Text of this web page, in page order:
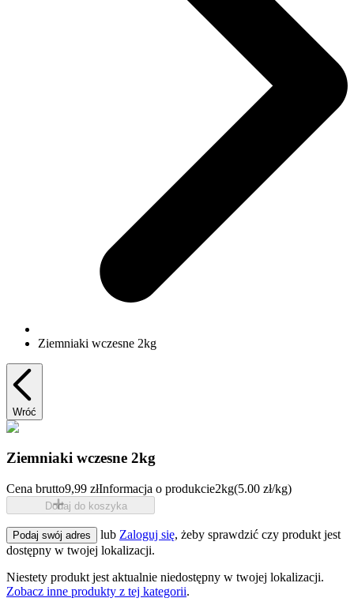
Ziemniaki wczesne 2kg
Wróć
Ziemniaki wczesne 2kg
Cena brutto9,99 złInformacja o produkcie2kg(5.00 zł/kg)
Dodaj do koszyka
Podaj swój adres lub Zaloguj się, żeby sprawdzić czy produkt jest
dostępny w twojej lokalizacji.
Niestety produkt jest aktualnie niedostępny w twojej lokalizacji.
Zobacz inne produkty z tej kategorii.